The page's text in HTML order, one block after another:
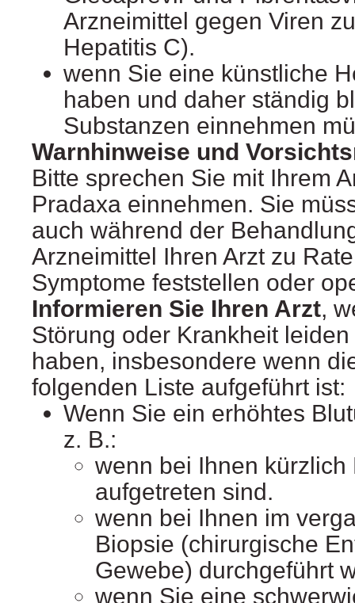
Arzneimittel gegen Viren
Hepatitis C).
wenn Sie eine künstliche
haben und daher ständig
Substanzen einnehmen
Warnhinweise und
Bitte sprechen Sie mit Ihrem
Pradaxa einnehmen. Sie
auch während der
Arzneimittel Ihren Arzt zu
Symptome feststellen oder
Informieren Sie Ihren Arzt,
Störung oder Krankheit
haben, insbesondere wenn
folgenden Liste aufgeführt ist:
Wenn Sie ein erhöhtes
z. B.:
wenn bei Ihnen kürzlich
aufgetreten sind.
wenn bei Ihnen im
Biopsie (chirurgische
Gewebe) durchgeführt
wenn Sie eine